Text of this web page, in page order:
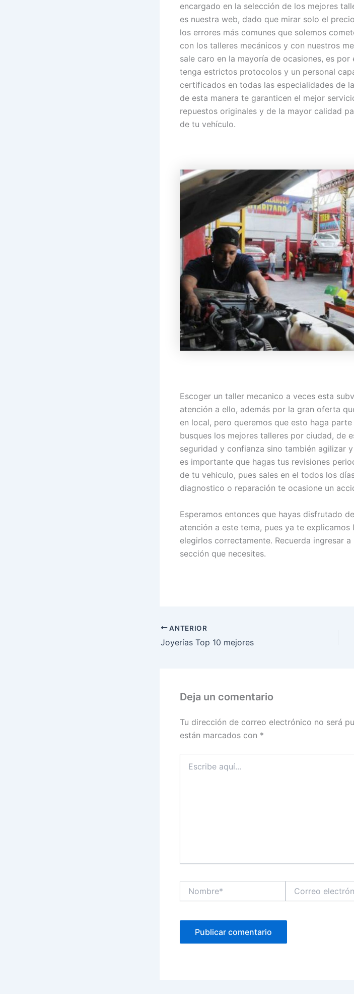
encargado en la selección de los mejores
es nuestra web, dado que mirar solo el
los errores más comunes que solemos
con los talleres mecánicos y con nuestros
sale caro en la mayoría de ocasiones, es
tenga estrictos protocolos y un personal
certificados en todas las especialidades de la
de esta manera te garanticen el mejor
repuestos originales y de la mayor calidad
de tu vehículo.
Escoger un taller mecanico a veces esta
atención a ello, además por la gran oferta
en local, pero queremos que esto haga
busques los mejores talleres por ciudad, de
seguridad y confianza sino también agilizar
es importante que hagas tus revisiones
de tu vehiculo, pues sales en el todos los
diagnostico o reparación te ocasione un
Esperamos entonces que hayas disfrutado
atención a este tema, pues ya te
elegirlos correctamente. Recuerda ingresar
sección que necesites.
ANTERIOR
Joyerías Top 10 mejores
Deja un comentario
Tu dirección de correo electrónico no será
están marcados con *
aquí...
electrónico*